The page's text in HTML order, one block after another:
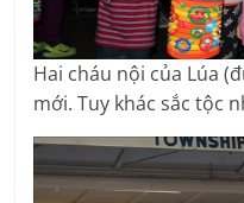
Hai cháu nội của Lúa
mới. Tuy khác sắc tộc